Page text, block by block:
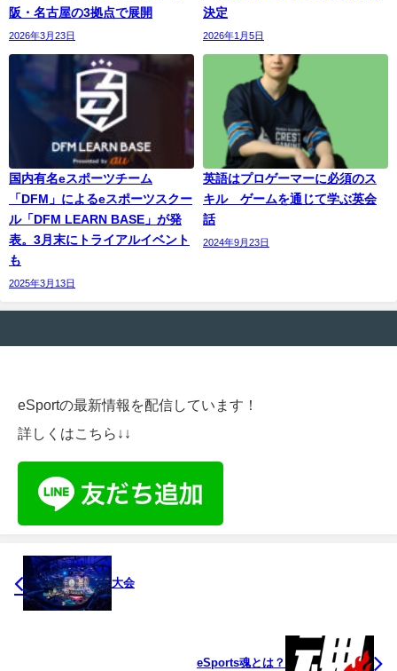
阪・名古屋の3拠点で展開
2026年3月23日
決定
2026年1月5日
国内有名eスポーツチーム
「DFM」によるeスポーツスクー
ル「DFM LEARN BASE」が発
表。3月末にトライアルイベント
も
2025年3月13日
英語はプロゲーマーに必須のス
キル ゲームを通じて学ぶ英会
話
2024年9月23日
eSportの最新情報を配信しています！
詳しくはこちら↓↓
大会
eSports魂とは？